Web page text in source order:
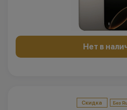
Нет в
Скидка